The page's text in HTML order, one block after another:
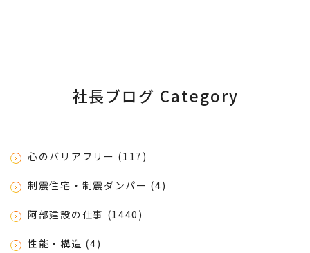
社長ブログ Category
心のバリアフリー (117)
制震住宅・制震ダンパー (4)
阿部建設の仕事 (1440)
性能・構造 (4)